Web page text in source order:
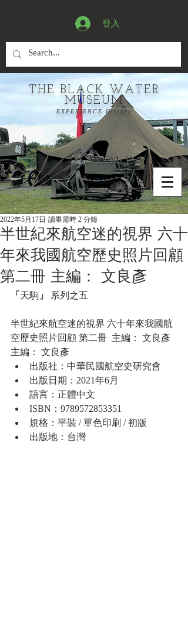
登入
THE BLACK WATER
MUSEUM
EXPERIENCE History
半世紀來航空迷的視界 六十
年來我國航空歷史照片回顧
第二冊 主編： 文良彥
2022年5月17日 讀畢需時 2 分鐘
「 天駒 」 系列之五
半世紀來航空迷的視界 六十年來我國航
空歷史照片回顧 第二冊  主編： 文良彥
主編： 文良彥
出版社：中華民國航空史研究會
出版日期：2021年6月
語言：正體中文
ISBN：9789572853351
規格：平裝 / 單色印刷 / 初版
出版地：台灣